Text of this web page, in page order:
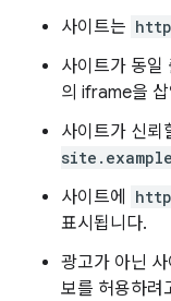
사이트는
사이트가 동일
의 iframe을
사이트가 신뢰
site.example
사이트에
표시됩니다.
광고가 아닌
보를 허용하려